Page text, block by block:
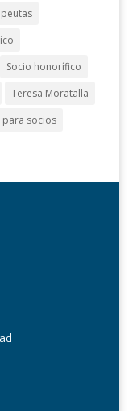
Socio honorífico
Teresa Moratalla
para socios